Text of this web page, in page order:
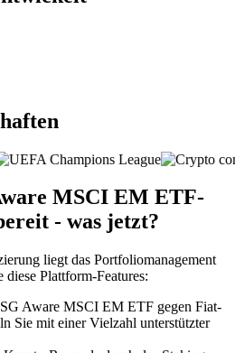
MSCI EM ETF-
- was jetzt?
liegt das Portfoliomanagement
Plattform-Features:
Aware MSCI EM ETF gegen Fiat-
Sie mit einer Vielzahl unterstützter